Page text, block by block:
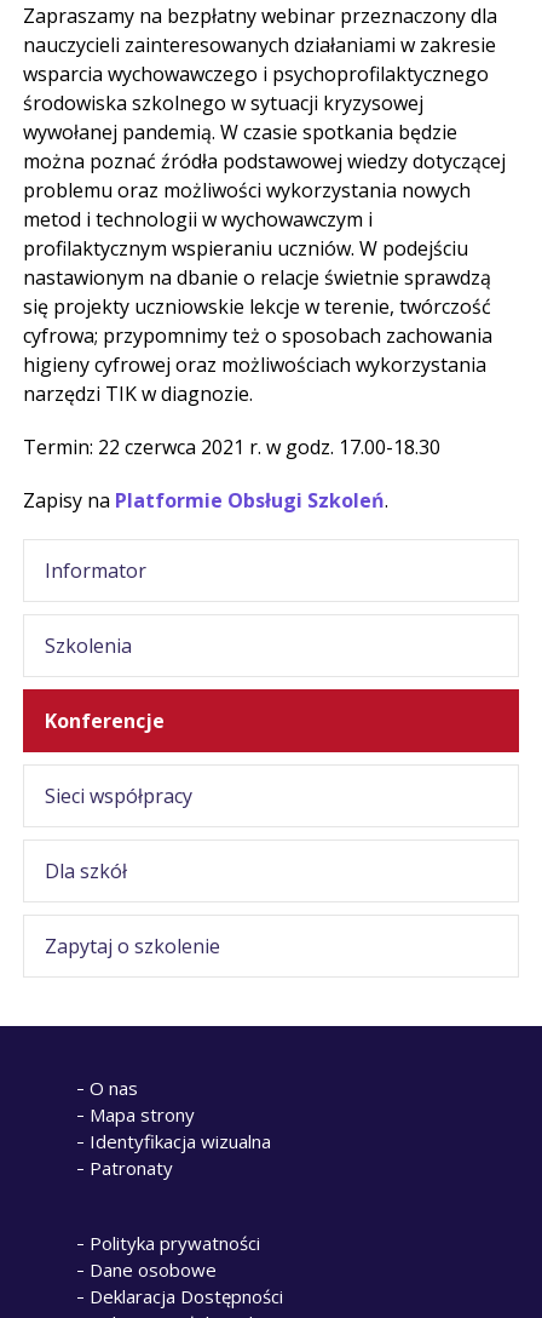
Zapraszamy na bezpłatny webinar przeznaczony dla
nauczycieli zainteresowanych działaniami w zakresie
wsparcia wychowawczego i psychoprofilaktycznego
środowiska szkolnego w sytuacji kryzysowej
wywołanej pandemią. W czasie spotkania będzie
można poznać źródła podstawowej wiedzy dotyczącej
problemu oraz możliwości wykorzystania nowych
metod i technologii w wychowawczym i
profilaktycznym wspieraniu uczniów. W podejściu
nastawionym na dbanie o relacje świetnie sprawdzą
się projekty uczniowskie lekcje w terenie, twórczość
cyfrowa; przypomnimy też o sposobach zachowania
higieny cyfrowej oraz możliwościach wykorzystania
narzędzi TIK w diagnozie.
Termin: 22 czerwca 2021 r. w godz. 17.00-18.30
Zapisy na Platformie Obsługi Szkoleń.
Informator
Szkolenia
Konferencje
Sieci współpracy
Dla szkół
Zapytaj o szkolenie
O nas
Mapa strony
Identyfikacja wizualna
Patronaty
Polityka prywatności
Dane osobowe
Deklaracja Dostępności